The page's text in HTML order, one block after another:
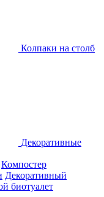
Колпаки на столб
Декоративные
Компостер
Декоративный
биотуалет